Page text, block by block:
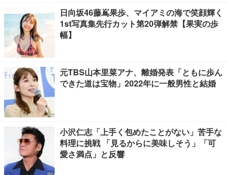
日向坂46藤嶌果歩、マイアミの海で笑顔輝く
1st写真集先行カット第20弾解禁【果実の歩
幅】
元TBS山本里菜アナ、離婚発表「ともに歩ん
できた道は宝物」2022年に一般男性と結婚
小沢仁志「上手く包めたことがない」苦手な
料理に挑戦 「見るからに美味しそう」「可
愛さ満点」と反響